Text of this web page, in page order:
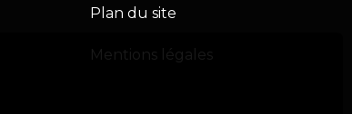
Plan du site
Mentions légales